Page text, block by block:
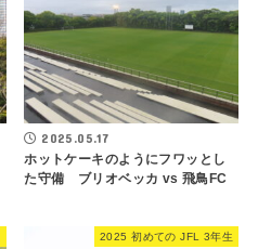
2025.05.17
ホットケーキのようにフワッとし
た守備 ブリオベッカ vs 飛鳥FC
2025 初めての JFL 3年生